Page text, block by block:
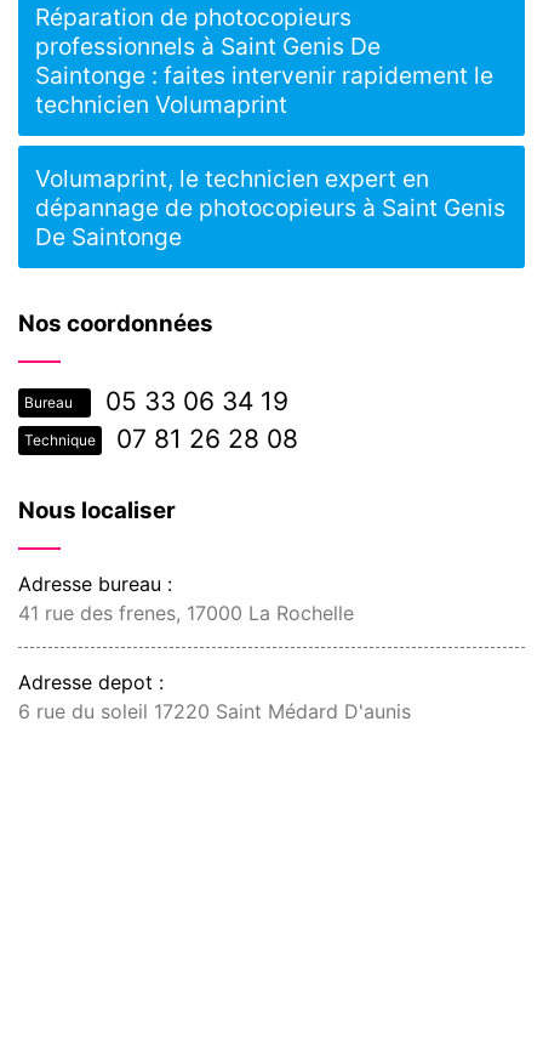
Nos coordonnées
Bureau 05 33 06 34 19
Technique 07 81 26 28 08
Nous localiser
Adresse bureau :
41 rue des frenes, 17000 La Rochelle
Adresse depot :
6 rue du soleil 17220 Saint Médard D'aunis
Réparation de photocopieurs
professionnels à Saint Genis De
Saintonge : faites intervenir rapidement le
technicien Volumaprint
Volumaprint, le technicien expert en
dépannage de photocopieurs à Saint Genis
De Saintonge